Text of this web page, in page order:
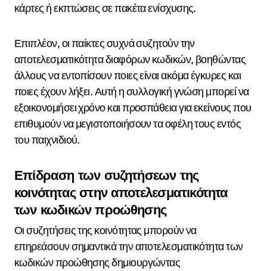
κάρτες ή εκπτώσεις σε πακέτα ενίσχυσης.
Επιπλέον, οι παίκτες συχνά συζητούν την
αποτελεσματικότητα διαφόρων κωδικών, βοηθώντας
άλλους να εντοπίσουν ποιες είναι ακόμα έγκυρες και
ποιες έχουν λήξει. Αυτή η συλλογική γνώση μπορεί να
εξοικονομήσει χρόνο και προσπάθεια για εκείνους που
επιθυμούν να μεγιστοποιήσουν τα οφέλη τους εντός
του παιχνιδιού.
Επίδραση των συζητήσεων της
κοινότητας στην αποτελεσματικότητα
των κωδικών προώθησης
Οι συζητήσεις της κοινότητας μπορούν να
επηρεάσουν σημαντικά την αποτελεσματικότητα των
κωδικών προώθησης δημιουργώντας